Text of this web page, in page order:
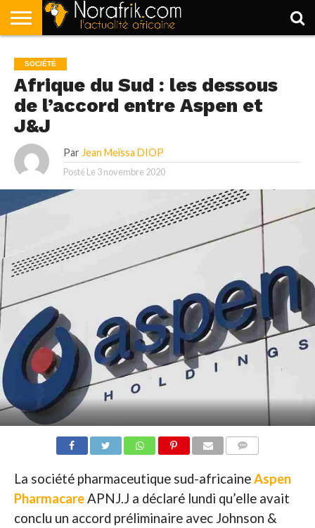
POLITIQUE
SOCIÉTÉ
ECONOMIE
SPORT
LIFESTYLE
SOCIÉTÉ
Afrique du Sud : les dessous
de l’accord entre Aspen et
J&J
Par Jean Meïssa DIOP
Posté Le 3 novembre 2020
La société pharmaceutique sud-africaineAspen
PharmacareAPNJ.J a déclaré lundi qu’elle avait
conclu un accord préliminaire avec Johnson &